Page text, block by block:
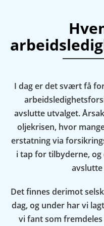
I dag er det svært få
avslutte utvalget.
oljekrisen, hvor
erstatning via
i tap for tilbyderne, og
Det finnes derimot
dag, og under har vi
vi fant som